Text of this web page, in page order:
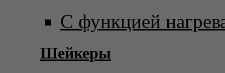
С функцией
Шейкеры